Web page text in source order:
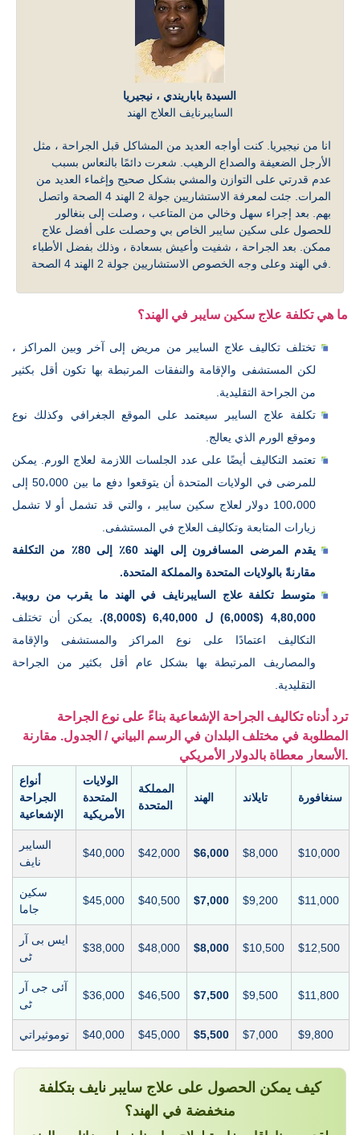
السيدة باباريندي ، نيجيريا
السايبرنايف العلاج الهند
انا من نيجيريا. كنت أواجه العديد من المشاكل قبل الجراحة ، مثل
الأرجل الضعيفة والصداع الرهيب. شعرت دائمًا بالنعاس بسبب
عدم قدرتي على التوازن والمشي بشكل صحيح وإغماء العديد من
المرات. جئت لمعرفة الاستشاريين جولة 2 الهند 4 الصحة واتصل
بهم. بعد إجراء سهل وخالي من المتاعب ، وصلت إلى بنغالور
للحصول على سكين سايبر الخاص بي وحصلت على أفضل علاج
ممكن. بعد الجراحة ، شفيت وأعيش بسعادة ، وذلك بفضل الأطباء
ما هي تكلفة علاج سكين سايبر في الهند؟
تختلف تكاليف علاج السايبر من مريض إلى آخر وبين المراكز ،
لكن المستشفى والإقامة والنفقات المرتبطة بها تكون أقل بكثير
من الجراحة التقليدية.
تكلفة علاج السايبر سيعتمد على الموقع الجغرافي وكذلك نوع
وموقع الورم الذي يعالج.
تعتمد التكاليف أيضًا على عدد الجلسات اللازمة لعلاج الورم. يمكن
للمرضى في الولايات المتحدة أن يتوقعوا دفع ما بين 50،000 إلى
100،000 دولار لعلاج سكين سايبر ، والتي قد تشمل أو لا تشمل
زيارات المتابعة وتكاليف العلاج في المستشفى.
يقدم المرضى المسافرون إلى الهند 60٪ إلى 80٪ من التكلفة
مقارنةً بالولايات المتحدة والمملكة المتحدة.
متوسط تكلفة علاج السايبرنايف في الهند ما يقرب من روبية.
4,80,000 ($6,000) ل 6,40,000 ($8,000).
يمكن أن تختلف
التكاليف اعتمادًا على نوع المراكز والمستشفى والإقامة
والمصاريف المرتبطة بها بشكل عام أقل بكثير من الجراحة
التقليدية.
ترد أدناه تكاليف الجراحة الإشعاعية بناءً على نوع الجراحة
المطلوبة في مختلف البلدان في الرسم البياني / الجدول. مقارنة
الأسعار معطاة بالدولار الأمريكي.
أنواع
الجراحة
الإشعاعية
الولايات
المتحدة
الأمريكية
المملكة
المتحدة
الهند تايلاند سنغافورة
السايبر
نايف
$40,000 $42,000 $6,000 $8,000 $10,000
سكين
جاما
$45,000 $40,500 $7,000 $9,200 $11,000
ایس بی آر
ٹی
$38,000 $48,000 $8,000 $10,500 $12,500
آئی جی آر
ٹی
$36,000 $46,500 $7,500 $9,500 $11,800
توموثيراتي $40,000 $45,000 $5,500 $7,000 $9,800
كيف يمكن الحصول على علاج سايبر نايف بتكلفة
منخفضة في الهند؟